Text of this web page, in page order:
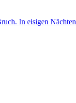
In eisigen Nächten